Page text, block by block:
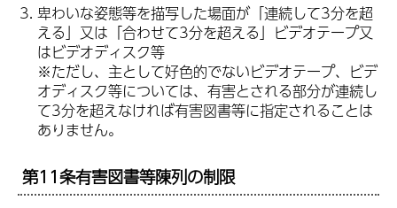
卑わいな姿態等を描写した場面が「連続して3分を超
える」又は「合わせて3分を超える」ビデオテープ又
はビデオディスク等
※ただし、主として好色的でないビデオテープ、ビデ
オディスク等については、有害とされる部分が連続し
て3分を超えなければ有害図書等に指定されることは
ありません。
第11条有害図書等陳列の制限